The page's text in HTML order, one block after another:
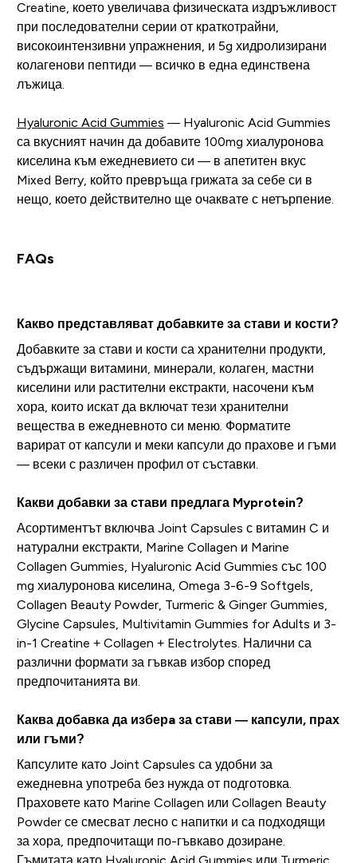
Creatine, което увеличава физическата издръжливост
при последователни серии от краткотрайни,
високоинтензивни упражнения, и 5g хидролизирани
колагенови пептиди — всичко в една единствена
лъжица.
Hyaluronic Acid Gummies — Hyaluronic Acid Gummies
са вкусният начин да добавите 100mg хиалуронова
киселина към ежедневието си — в апетитен вкус
Mixed Berry, който превръща грижата за себе си в
нещо, което действително ще очаквате с нетърпение.
FAQs
Какво представляват добавките за стави и кости?
Добавките за стави и кости са хранителни продукти,
съдържащи витамини, минерали, колаген, мастни
киселини или растителни екстракти, насочени към
хора, които искат да включат тези хранителни
вещества в ежедневното си меню. Форматите
варират от капсули и меки капсули до прахове и гъми
— всеки с различен профил от съставки.
Какви добавки за стави предлага Myprotein?
Асортиментът включва Joint Capsules с витамин C и
натурални екстракти, Marine Collagen и Marine
Collagen Gummies, Hyaluronic Acid Gummies със 100
mg хиалуронова киселина, Omega 3-6-9 Softgels,
Collagen Beauty Powder, Turmeric & Ginger Gummies,
Glycine Capsules, Multivitamin Gummies for Adults и 3-
in-1 Creatine + Collagen + Electrolytes. Налични са
различни формати за гъвкав избор според
предпочитанията ви.
Каква добавка да изберa за стави — капсули, прах
или гъми?
Капсулите като Joint Capsules са удобни за
ежедневна употреба без нужда от подготовка.
Праховете като Marine Collagen или Collagen Beauty
Powder се смесват лесно с напитки и са подходящи
за хора, предпочитащи по-гъвкаво дозиране.